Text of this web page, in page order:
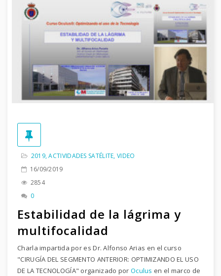
2019,ACTIVIDADES SATÉLITE,VIDEO
16/09/2019
2854
0
Estabilidad de la lágrima y
multifocalidad
Charla impartida por es Dr. Alfonso Arias en el curso
"CIRUGÍA DEL SEGMENTO ANTERIOR: OPTIMIZANDO EL USO
DE LA TECNOLOGÍA" organizado por Oculus en el marco de